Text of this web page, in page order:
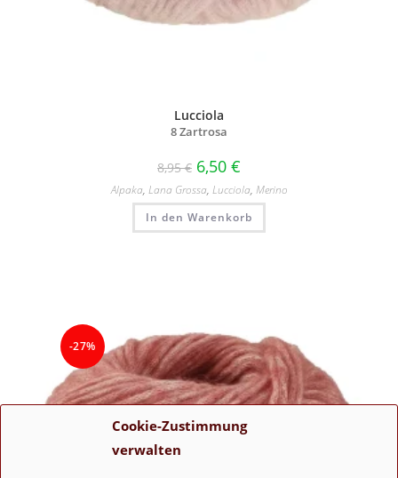
Cookie-Zustimmung
verwalten
Lucciola
8 Zartrosa
8,95€ 6,50 €
Alpaka, Lana Grossa, Lucciola, Merino
In den Warenkorb
-27%